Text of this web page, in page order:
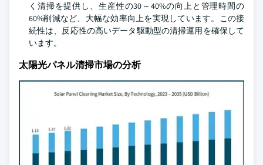
く清掃を提供し、生産性の30～40%の向上と管理時間の
60%削減など、大幅な効率向上を実現しています。この接
続性は、反応性の高いデータ駆動型の清掃運用を確保して
います。
太陽光パネル清掃市場の分析